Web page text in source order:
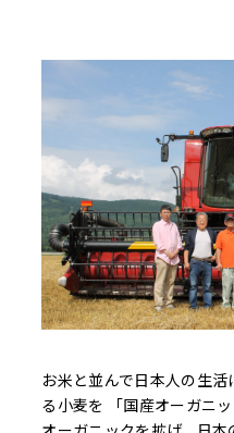
お米と並んで日本人の生
る小麦を 「国産オーガニ